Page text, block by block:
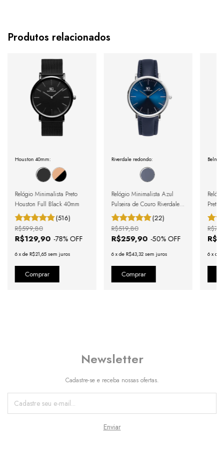
Produtos relacionados
Houston 40mm:
Relógio Minimalista Preto
Houston Full Black 40mm
(516)
R$129,90 -78% OFF
R$599,80
6 xde R$21,65 sem juros
Riverdale redondo:
Relógio Minimalista Azul
Pulseira de Couro Riverdale
Blue Silver 40mm(22)
R$259,90 -50% OFF
R$519,80
6 xde R$43,32 sem juros
Preto
40mm
6 x de
Newsletter
Cadastre-se e receba nossas ofertas.